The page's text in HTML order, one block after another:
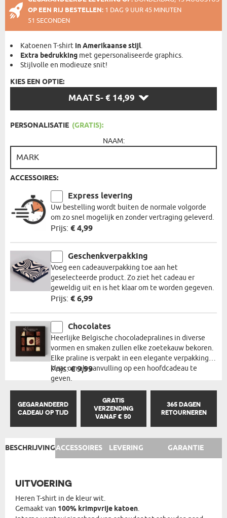
OP EEN RIJ BESTELLEN: 1 DAG 9 UUR 45 MINUTEN
51 SECONDEN
Katoenen T-shirt in Amerikaanse stijl.
Extra bedrukking met gepersonaliseerde graphics.
Stijlvolle en modieuze snit!
KIES EEN OPTIE:
MAAT S- € 14,99
OPTIE:
PERSONALISATIE (GRATIS):
NAAM:
ACCESSOIRES:
Express levering
Uw bestelling wordt buiten de normale volgorde
om zo snel mogelijk en zonder vertraging geleverd.
Prijs: € 4,99
Geschenkverpakking
Voeg een cadeauverpakking toe aan het
geselecteerde product. Zo ziet het cadeau er
geweldig uit en is het klaar om te worden gegeven.
Prijs: € 6,99
Chocolates
Heerlijke Belgische chocoladepralines in diverse
vormen en smaken zullen elke zoetekauw bekoren.
Elke praline is verpakt in een elegante verpakking,
klaar om als aanvulling op een hoofdcadeau te
geven.
Prijs:€ 9,99
GEGARANDEERD
CADEAU OP TIJD
GRATIS
VERZENDING
VANAF € 50
365 DAGEN
RETOURNEREN
BESCHRIJVINGACCESSOIRES LEVERING GARANTIE
UITVOERING
Heren T-shirt in de kleur wit.
Gemaakt van 100% krimpvrije katoen.